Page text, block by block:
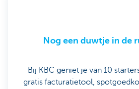
Nog een duwtje in de
Bij KBC geniet je van 10
gratis facturatietool,